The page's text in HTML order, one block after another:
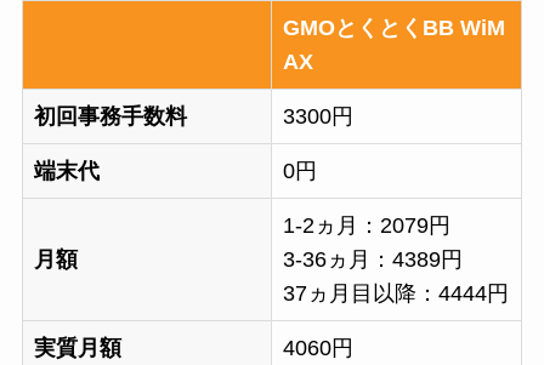
GMOとくとくBB WiM
AX
初回事務手数料 3300円
端末代 0円
月額
1-2ヵ月：2079円
3-36ヵ月：4389円
37ヵ月目以降：4444円
実質月額 4060円